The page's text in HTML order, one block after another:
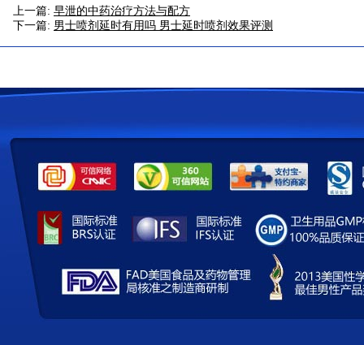
上一篇: 早泄的中药治疗方法与配方
下一篇: 男士喷剂延时有用吗 男士延时喷剂效果评测